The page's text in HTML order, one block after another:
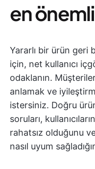
en
Yararlı bir ürün geri
için, net kullanıcı
odaklanın.
anlamak ve
istersiniz. Doğru
soruları,
rahatsız olduğunu
nasıl uyum